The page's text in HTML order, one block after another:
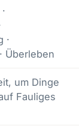
·
Überleben
um Dinge
Fauliges